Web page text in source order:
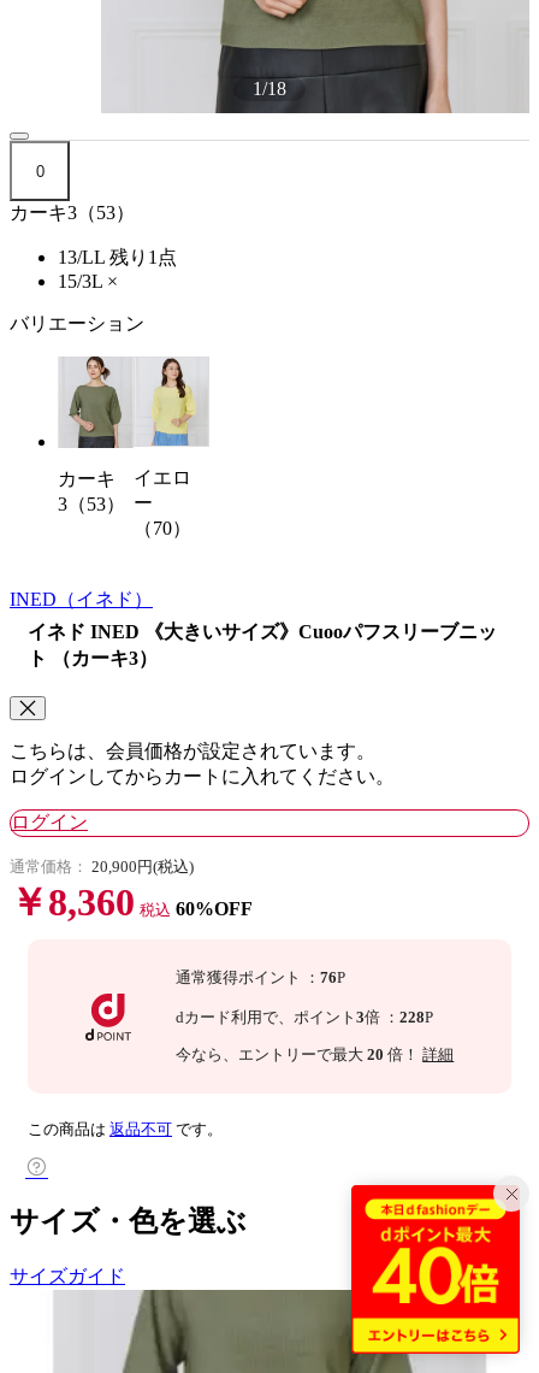
1/18
0
カーキ3（53）
13/LL 残り1点
15/3L ×
バリエーション
カーキ
3（53）
イエロ
ー
（70）
INED （イネド）
イネド INED 《大きいサイズ》Cuooパフスリーブニッ
ト （カーキ3）
こちらは、会員価格が設定されています。
ログインしてからカートに入れてください。
ログイン
通常価格： 20,900円(税込)
￥8,360 税込 60%OFF
通常獲得ポイント ：76P
dカード利用で、ポイント3倍 ：228P
今なら 、エントリーで最大 20 倍！詳細
この商品は 返品不可 です。
サイズ・色を選ぶ
サイズガイド